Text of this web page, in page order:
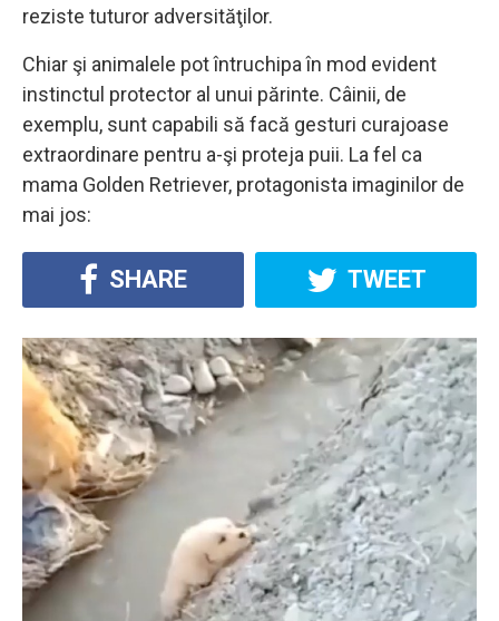
reziste tuturor adversităţilor.
Chiar şi animalele pot întruchipa în mod evident
instinctul protector al unui părinte. Câinii, de
exemplu, sunt capabili să facă gesturi curajoase
extraordinare pentru a-şi proteja puii. La fel ca
mama Golden Retriever, protagonista imaginilor de
mai jos:
SHARE TWEET